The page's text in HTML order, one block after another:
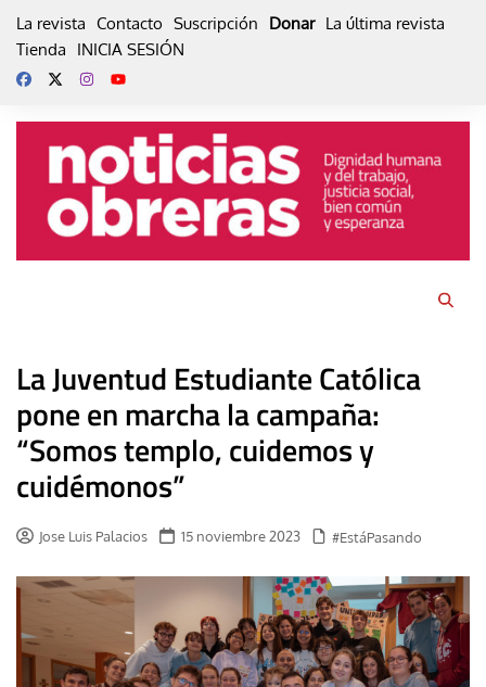
La revista Contacto Suscripción Donar La última revista
Tienda
INICIA SESIÓN
La Juventud Estudiante Católica
pone en marcha la campaña:
“Somos templo, cuidemos y
cuidémonos”
Jose Luis Palacios 15 noviembre 2023 #EstáPasando